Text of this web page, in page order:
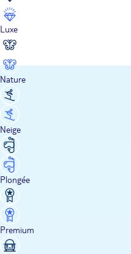
Luxe
Nature
Neige
Plongée
Premium